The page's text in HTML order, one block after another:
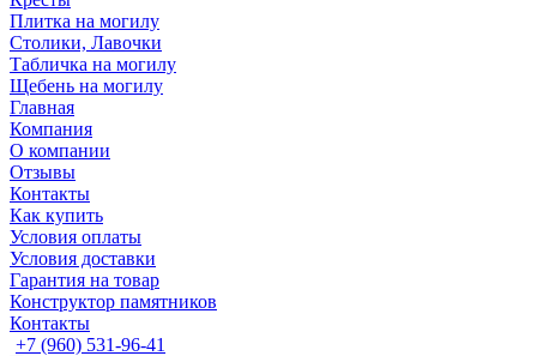
Плитка на могилу
Столики, Лавочки
Табличка на могилу
Щебень на могилу
Главная
Компания
О компании
Отзывы
Контакты
Как купить
Условия оплаты
Условия доставки
Гарантия на товар
Конструктор памятников
Контакты
+7 (960) 531-96-41